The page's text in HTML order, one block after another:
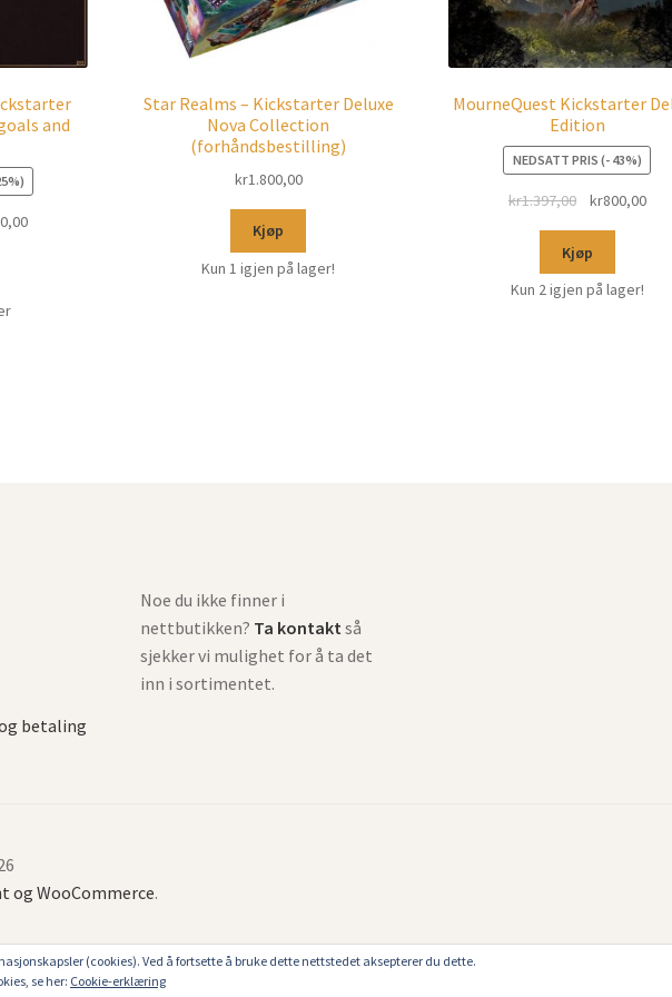
and
Star Realms – Kickstarter Deluxe
Nova Collection
(forhåndsbestilling)
kr1.800,00
Kjøp
Kun 1 igjen på lager!
MourneQuest Kickstarter
Edition
NEDSATT PRIS (- 43%)
kr1.397,00 kr800,00
Kjøp
Kun 2 igjen på lager!
betaling
Noe du ikke finner i
nettbutikken? Ta kontakt så
sjekker vi mulighet for å ta det
inn i sortimentet.
og WooCommerce.
nå for tiden grunnet meget begrenset kapasitet. Beklager så mye for at alle
(cookies). Ved å fortsette å bruke dette nettstedet aksepterer du dette.
se her: Cookie-erklæring